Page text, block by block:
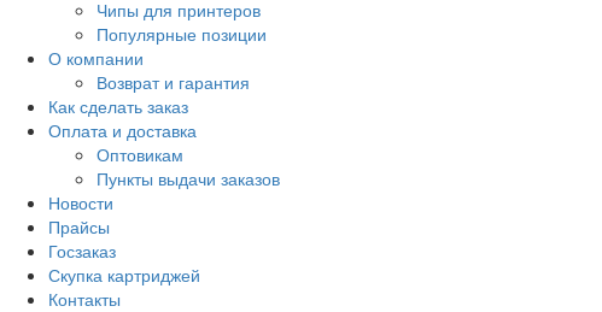
Чипы для принтеров
Популярные позиции
О компании
Возврат и гарантия
Как сделать заказ
Оплата и доставка
Оптовикам
Пункты выдачи заказов
Новости
Прайсы
Госзаказ
Скупка картриджей
Контакты